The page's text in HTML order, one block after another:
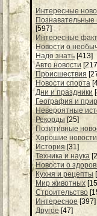
Интересные
Познавательные
[597]
Интересные
Новости о
Надо знать [413]
Авто новости
Происшествия
Новости спорта
Дни и праздники
География и
Невероятные
Рекорды [25]
Позитивные
Хорошие новости
История [31]
Техника и наука
Новости о
Кухня и рецепты
Мир животных
Строительство
Интересное [397]
Другое [47]